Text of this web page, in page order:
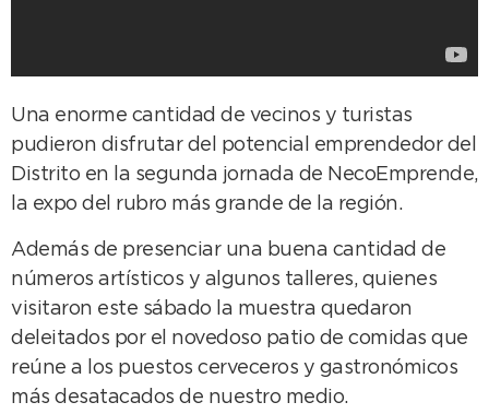
Una enorme cantidad de vecinos y turistas
pudieron disfrutar del potencial emprendedor del
Distrito en la segunda jornada de NecoEmprende,
la expo del rubro más grande de la región.
Además de presenciar una buena cantidad de
números artísticos y algunos talleres, quienes
visitaron este sábado la muestra quedaron
deleitados por el novedoso patio de comidas que
reúne a los puestos cerveceros y gastronómicos
más desatacados de nuestro medio.